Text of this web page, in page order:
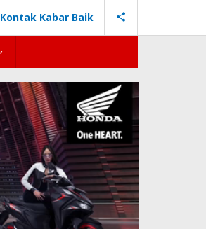
Kontak Kabar Baik